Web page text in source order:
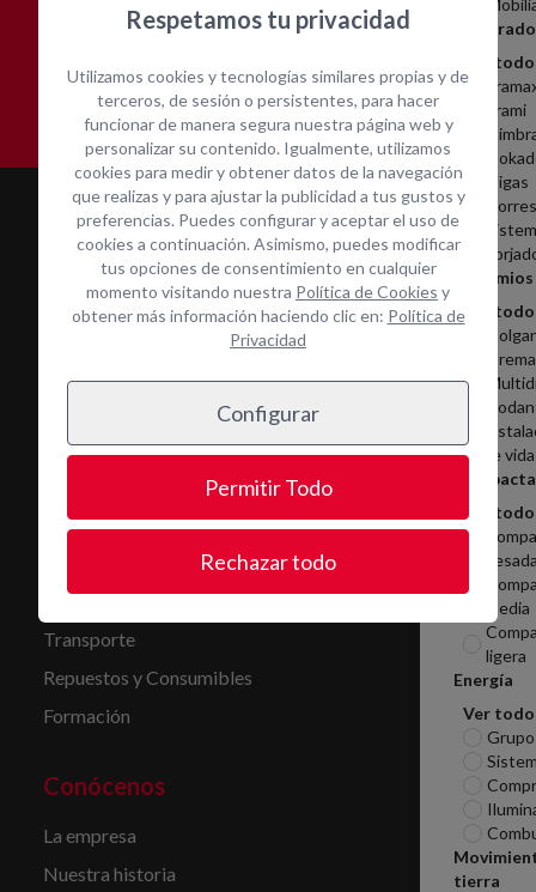
Encofrado
Ver todo
Frami
Vigas
Andamios
Ver todo
de vida
Ver todo
media
ligera
Energía
Ver todo
tierra
situ
Servicios
Mantenimiento y reparación
Servicio de combustible
Transporte
Repuestos y Consumibles
Formación
Conócenos
La empresa
Nuestra historia
Respetamos tu privacidad
Utilizamos cookies y tecnologías similares propias y de
terceros, de sesión o persistentes, para hacer
funcionar de manera segura nuestra página web y
personalizar su contenido. Igualmente, utilizamos
cookies para medir y obtener datos de la navegación
que realizas y para ajustar la publicidad a tus gustos y
preferencias. Puedes configurar y aceptar el uso de
cookies a continuación. Asimismo, puedes modificar
tus opciones de consentimiento en cualquier
momento visitando nuestra Política de Cookies y
obtener más información haciendo clic en: Política de
Privacidad
Configurar
Permitir Todo
Rechazar todo